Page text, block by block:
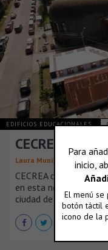
EDIFICIOS EDUCACIONALES
CECREA,
Laura Munizaga
CECREA cuenta con
en esta nota
ciudad de Castro, isla